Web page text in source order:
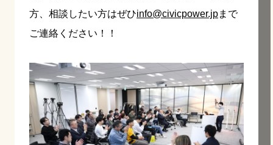
方、相談したい方はぜひinfo@civicpower.jpまで
ご連絡ください！！